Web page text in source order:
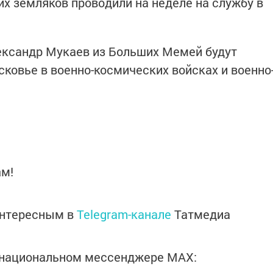
Мукаев из Больших Мемей будут
в военно-космических войсках и
вTelegram-канале Татмедиа
мессенджере MАХ: